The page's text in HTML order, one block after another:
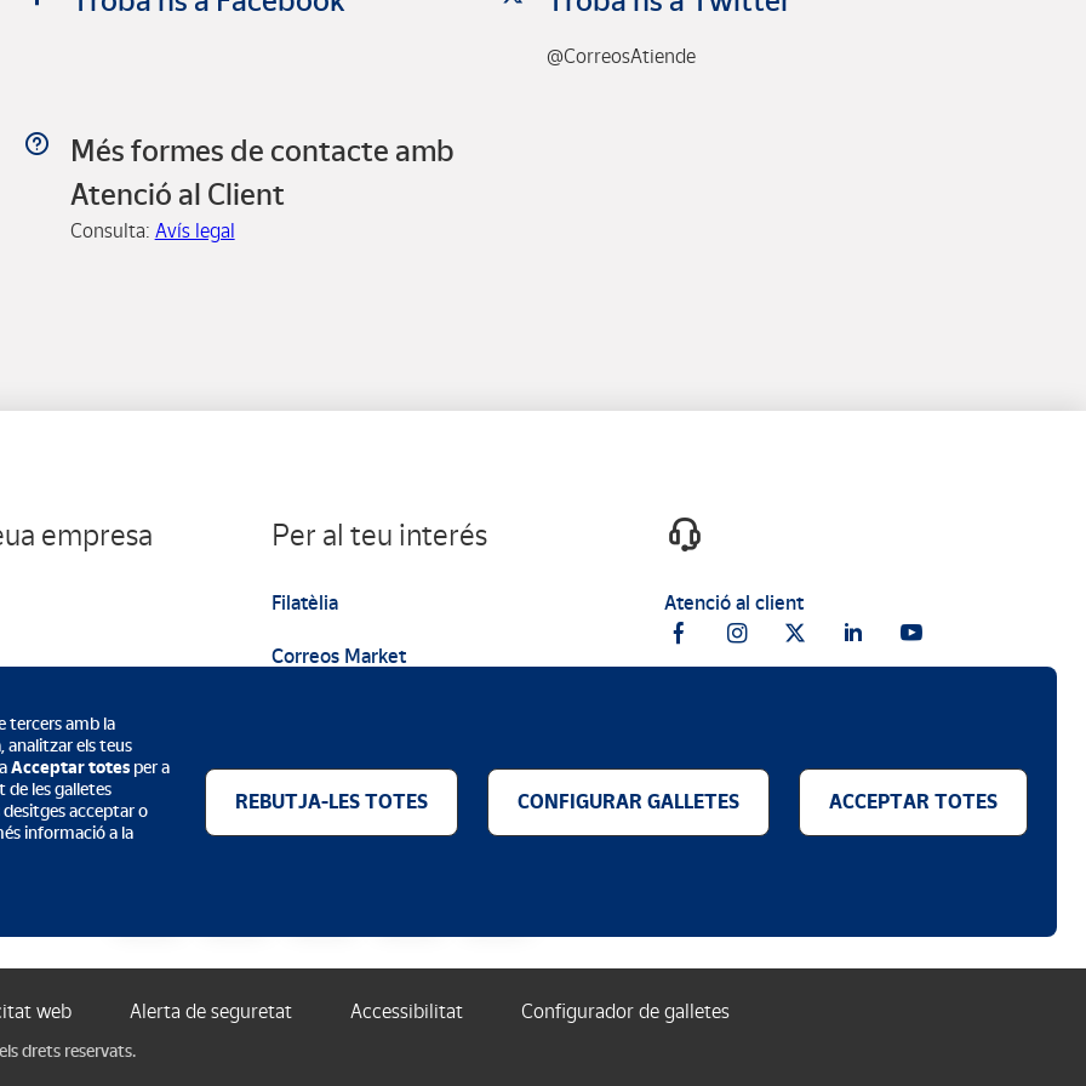
@CorreosAtiende
Més formes de contacte amb
Atenció al Client
Consulta: Avís legal
empresa Per al teu interés
Filatèlia
Correos Market
Atenció al client
Mètodes de pagament
web Alerta de seguretat Accessibilitat Configurador de galletes
drets reservats.
tercers amb la
analitzar els teus
Acceptar totes per a
les galletes
acceptar o
informació a la
REBUTJA-LES TOTES CONFIGURAR GALLETES ACCEPTAR TOTES